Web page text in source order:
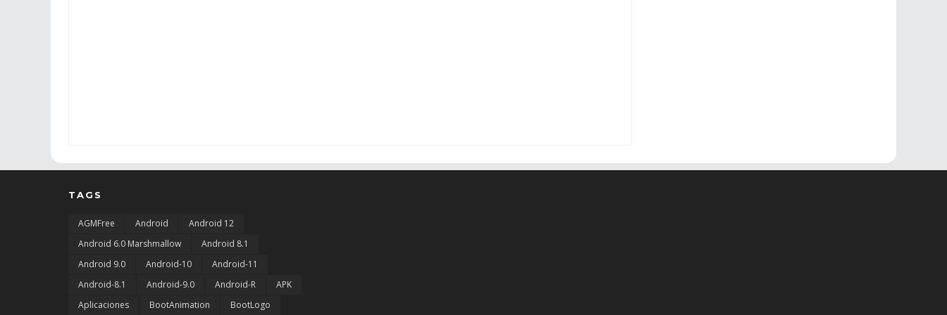
TAGS
AGMFree Android
Android 12
Android 6.0 Marshmallow
Android 8.1
Android 9.0
Android-10
Android-11
Android-8.1
Android-9.0 Android-R
APK
Aplicaciones
BootAnimation BootLogo